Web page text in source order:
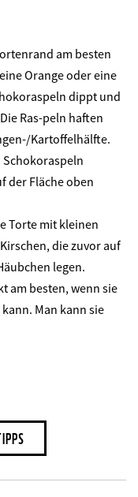
am besten
Orange oder eine
dippt und
Ras-peln haften
Kartoffelhälfte.
der Fläche oben
Torte mit kleinen
die zuvor auf
legen.
am besten, wenn sie
Man kann sie